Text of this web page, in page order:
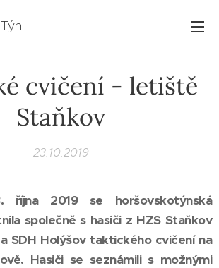
cvičení - letiště
Staňkov
23.10.2019
října 2019 se horšovskotýnská
společně s hasiči z HZS Staňkov
SDH Holýšov taktického cvičení na
Hasiči se seznámili s možnými